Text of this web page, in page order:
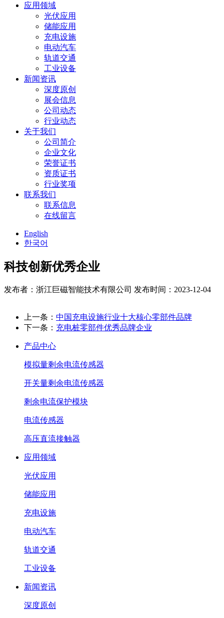
应用领域
光伏应用
储能应用
充电设施
电动汽车
轨道交通
工业设备
新闻资讯
深度原创
展会信息
公司动态
行业动态
关于我们
公司简介
企业文化
荣誉证书
资质证书
行业奖项
联系我们
联系信息
在线留言
English
한국어
科技创新优秀企业
发布者：浙江巨磁智能技术有限公司 发布时间：2023-12-04
上一条： 中国充电设施行业十大核心零部件品牌
下一条： 充电桩零部件优秀品牌企业
产品中心
模拟量剩余电流传感器
开关量剩余电流传感器
剩余电流保护模块
电流传感器
高压直流接触器
应用领域
光伏应用
储能应用
充电设施
电动汽车
轨道交通
工业设备
新闻资讯
深度原创